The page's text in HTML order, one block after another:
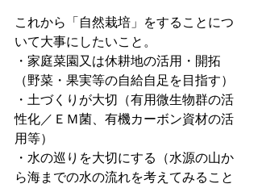
これから「自然栽培」をすることにつ
いて大事にしたいこと。
・家庭菜園又は休耕地の活用・開拓
（野菜・果実等の自給自足を目指す）
・土づくりが大切（有用微生物群の活
性化／ＥＭ菌、有機カーボン資材の活
用等）
・水の巡りを大切にする（水源の山か
ら海までの水の流れを考えてみること